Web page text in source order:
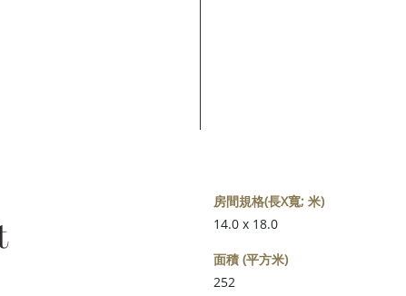
房間規格(長X寬; 米)
14.0 x 18.0
面積 (平方米)
252